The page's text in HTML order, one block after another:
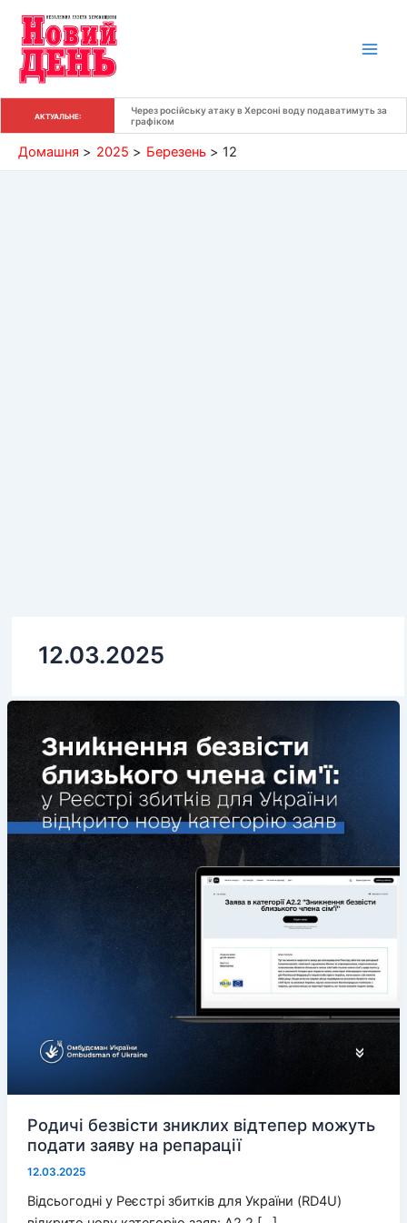
вмісту
АКТУАЛЬНЕ:
Через російську атаку в Херсоні воду подаватимуть за
графіком
Домашня 2025 Березень 12
12.03.2025
Родичі безвісти зниклих відтепер можуть
подати заяву на репарації
12.03.2025
Відсьогодні у Реєстрі збитків для України (RD4U)